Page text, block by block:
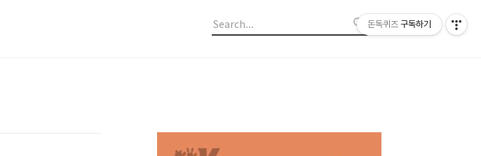
돈독퀴즈 구독하기